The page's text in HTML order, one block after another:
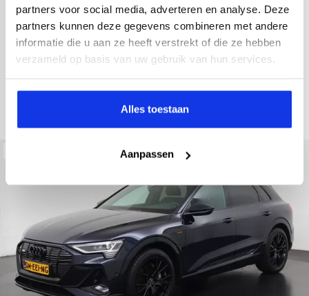
partners voor social media, adverteren en analyse. Deze
partners kunnen deze gegevens combineren met andere
informatie die u aan ze heeft verstrekt of die ze hebben
verzameld op basis van uw gebruik van hun services.
Alles toestaan
Aanpassen
34.998 km 437 km actieradius
Elektrisch
electronic climate controle
elektrisch glazen panorama-dak
Kopen
36.895,-
Private lease
793,- p.m.